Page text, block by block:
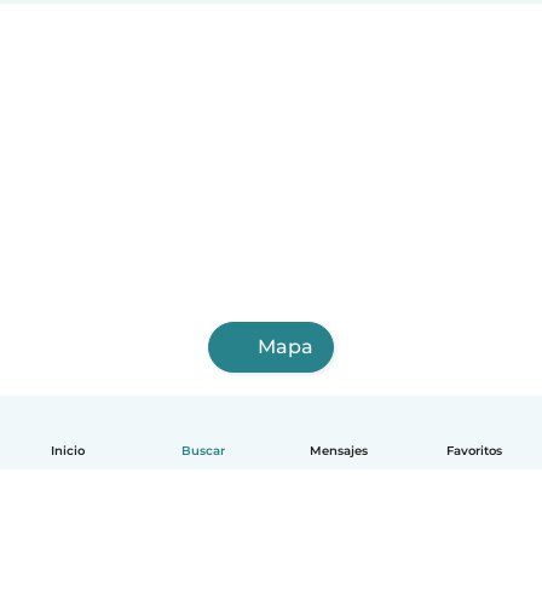
Inicio Buscar Mensajes Favoritos
Mapa